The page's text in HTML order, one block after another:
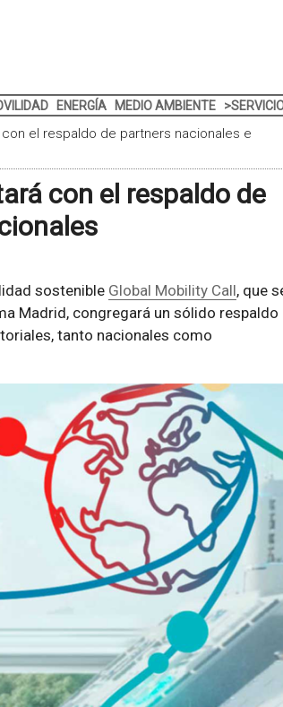
ENERGÍA MEDIO AMBIENTE
el respaldo de partners nacionales e
con el respaldo de
sostenible Global Mobility Call, que
Madrid, congregará un sólido respaldo
tanto nacionales como